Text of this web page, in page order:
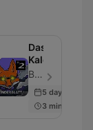
Das
Kalenderblatt
Bayerischer Rundfunk - Aflevering 4318
5 days ago
3 min